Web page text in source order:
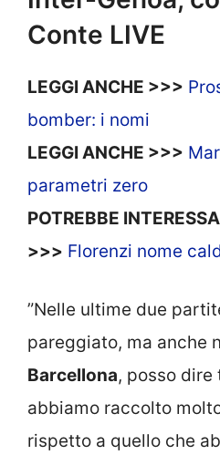
Conte LIVE
LEGGI ANCHE >>>
bomber: i nomi
LEGGI ANCHE >>>
parametri zero
POTREBBE
>>> Florenzi nome
”Nelle ultime due
pareggiato, ma anche
Barcellona, posso
abbiamo raccolto
rispetto a quello che